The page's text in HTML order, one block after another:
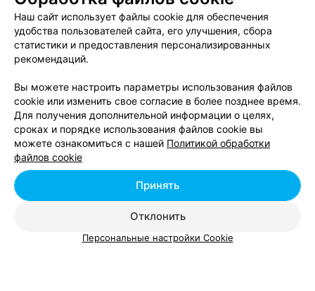
Свадебный макияж возле метро Тракторный
завод в Минске
Ламинирование ресниц возле метро Тракторный
завод в Минске
Окрашивание ресниц возле метро Тракторный
завод в Минске
Наш сайт использует файлы cookie для обеспечения
удобства пользователей сайта, его улучшения, сбора
статистики и предоставления персонализированных
рекомендаций.
Вы можете настроить параметры использования файлов
cookie или изменить свое согласие в более позднее время.
Для получения дополнительной информации о целях,
сроках и порядке использования файлов cookie вы
можете ознакомиться с нашей Политикой обработки
файлов cookie
Отклонить
Принять
Персональные настройки Cookie